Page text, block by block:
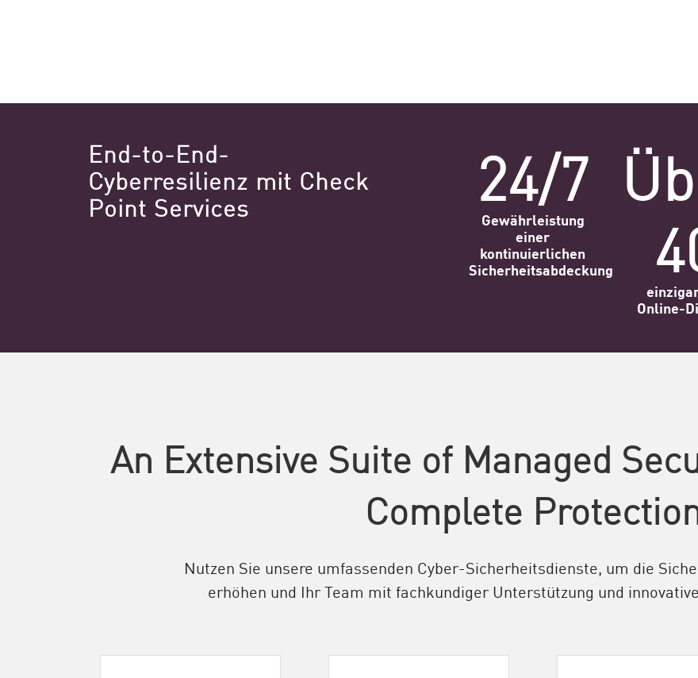
End-to-End-
Cyberresilienz mit Check
Point Services
24/7
Gewährleistung
einer
kontinuierlichen
Sicherheitsabdeckung
Online-
An Extensive Suite of Managed
Complete
Nutzen Sie unsere umfassenden Cyber-Sicherheitsdienste, um die
erhöhen und Ihr Team mit fachkundiger Unterstützung und